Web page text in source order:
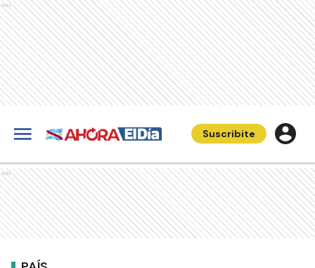
Ads
Suscribite
Ads